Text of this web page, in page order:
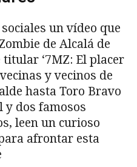
un vídeo que
de Alcalá de
‘7MZ: El placer
y vecinos de
hasta Toro Bravo
y dos famosos
leen un curioso
afrontar esta